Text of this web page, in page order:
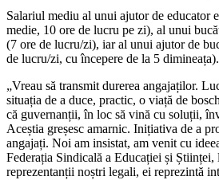
Salariul mediu al unui ajutor de educa­tor
medie, 10 ore de lucru pe zi), al unui
(7 ore de lucru/zi), iar al unui ajutor de
de lucru/zi, cu începere de la 5 dimineața).
„Vreau să transmit durerea angajaților.
situația de a duce, practic, o viață de
că guvernanții, în loc să vină cu soluții,
Aceștia greșesc amarnic. Inițiativa de a
angajați. Noi am insistat, am ve­nit cu
Federația Sindicală a Educației și
reprezentanții noștri legali, ei reprezintă